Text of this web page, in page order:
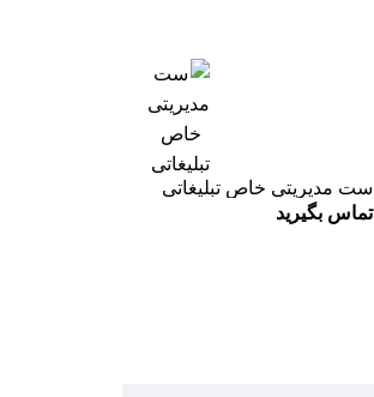
ست مدیریتی خاص تبلیغاتی
تماس بگیرید